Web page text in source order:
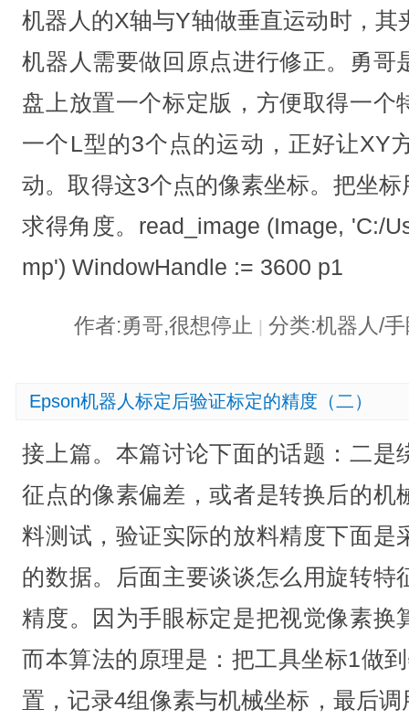
机器人的X轴与Y轴做垂直运动时，其
机器人需要做回原点进行修正。勇哥
盘上放置一个标定版，方便取得一个
一个L型的3个点的运动，正好让XY
动。取得这3个点的像素坐标。把坐
求得角度。read_image (Image, 'C:/
mp') WindowHandle := 3600 p1
作者:勇哥,很想停止 分类:机器人/
Epson机器人标定后验证标定的精度（二）
接上篇。本篇讨论下面的话题：二是
征点的像素偏差，或者是转换后的机
料测试，验证实际的放料精度下面是
的数据。后面主要谈谈怎么用旋转特
精度。因为手眼标定是把视觉像素换
而本算法的原理是：把工具坐标1做
置，记录4组像素与机械坐标，最后